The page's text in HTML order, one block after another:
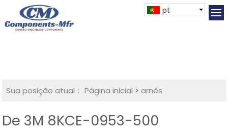
pt
Sua posição atual： Página inicial >arnês
De 3M 8KCE-0953-500